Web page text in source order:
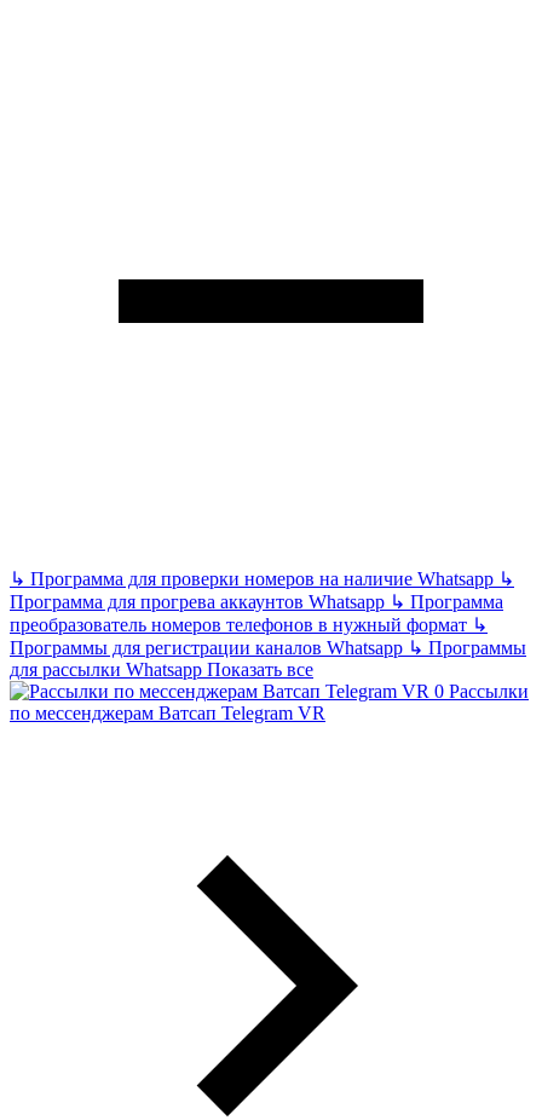
↳ Программа для проверки номеров на наличие Whatsapp ↳
Программа для прогрева аккаунтов Whatsapp ↳ Программа
преобразователь номеров телефонов в нужный формат ↳
Программы для регистрации каналов Whatsapp ↳ Программы
для рассылки Whatsapp Показать все
Рассылки
по мессенджерам Ватсап Telegram VR